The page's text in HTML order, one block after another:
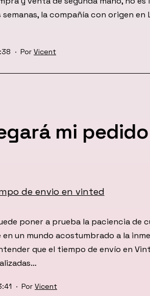
la compañía con origen en
Por Vicent
mi
poner a prueba la paciencia de
un mundo acostumbrado a la
que el tiempo de envío en
Por Vicent